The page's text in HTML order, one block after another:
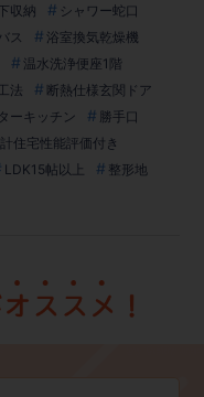
収納
シャワー蛇口
ス
浴室換気乾燥機
温水洗浄便座1階
法
断熱仕様玄関ドア
ーキッチン
勝手口
住宅性能評価付き
LDK15帖以上
整形地